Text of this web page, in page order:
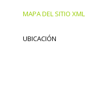
MAPA DEL SITIO XML
UBICACIÓN